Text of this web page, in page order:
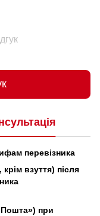
перевізника
взуття) після
Пошта») при